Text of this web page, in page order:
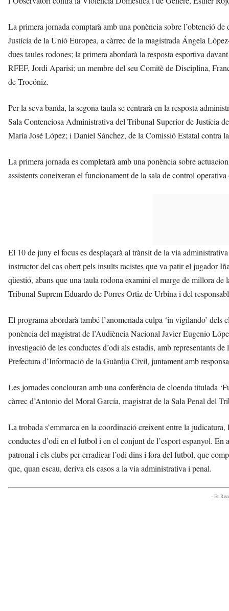
La primera jornada comptarà amb una ponència sobre l’obtenció
Justícia de la Unió Europea, a càrrec de la magistrada Ángela
dues taules rodones; la primera abordarà la resposta esportiva
RFEF, Jordi Aparisi; un membre del seu Comitè de Disciplina,
de Trocóniz.
Per la seva banda, la segona taula se centrarà en la resposta
Sala Contenciosa Administrativa del Tribunal Superior de Justícia
María José López; i Daniel Sánchez, de la Comissió Estatal
La primera jornada es completarà amb una ponència sobre
assistents coneixeran el funcionament de la sala de control
El 10 de juny el focus es desplaçarà al trànsit de la via
instructor del cas obert pels insults racistes que va patir el jugador
qüestió, abans que una taula rodona examini el marge de millora
Tribunal Suprem Eduardo de Porres Ortiz de Urbina i del
El programa abordarà també l’anomenada culpa ‘in vigilando’
ponència del magistrat de l’Audiència Nacional Javier Eugenio
investigació de les conductes d’odi als estadis, amb representants
Prefectura d’Informació de la Guàrdia Civil, juntament amb
Les jornades conclouran amb una conferència de cloenda titulada
càrrec d’Antonio del Moral García, magistrat de la Sala Penal del
La trobada s’emmarca en la coordinació creixent entre la
conductes d’odi en el futbol i en el conjunt de l’esport espanyol.
patronal i els clubs per erradicar l’odi dins i fora del futbol, que
que, quan escau, deriva els casos a la via administrativa i penal.
- Et